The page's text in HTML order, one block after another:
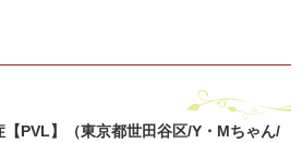
【PVL】（東京都世田谷区/Y・Mちゃん/